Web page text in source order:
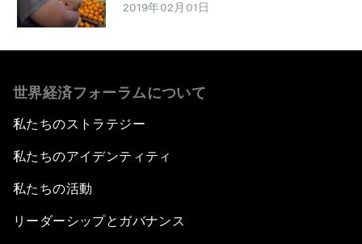
2019年02月01日
世界経済フォーラムについて
私たちのストラテジー
私たちのアイデンティティ
私たちの活動
リーダーシップとガバナンス